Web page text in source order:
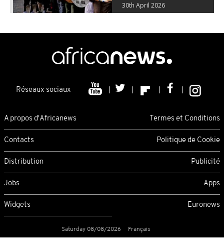
30th April 2026
Réseaux sociaux
A propos d'Africanews Termes et Conditions
Contacts Politique de Cookie
Distribution Publicité
Jobs Apps
Widgets Euronews
Saturday 08/08/2026